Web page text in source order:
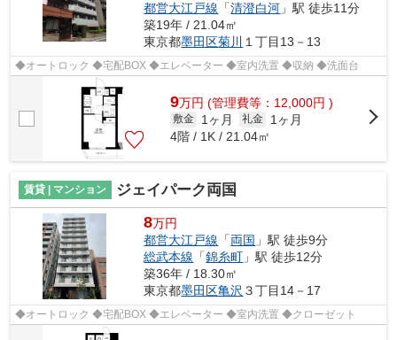
都営大江戸線 「清澄白河 」駅 徒歩11分
築19年 / 21.04㎡
東京都墨田区菊川 １丁目13－13
◆オートロック ◆宅配BOX ◆エレベーター ◆室内洗置 ◆収納 ◆洗面台
9万円 (管理費等：12,000円 )
敷金 1ヶ月 礼金
1ヶ月
4階 / 1K / 21.04㎡
賃貸 | マンション ジェイパーク両国
8万円
都営大江戸線 「両国 」駅 徒歩9分
総武本線 「錦糸町 」駅 徒歩12分
築36年 / 18.30㎡
東京都墨田区亀沢 ３丁目14－17
◆オートロック ◆宅配BOX ◆エレベーター ◆室内洗置 ◆クローゼット